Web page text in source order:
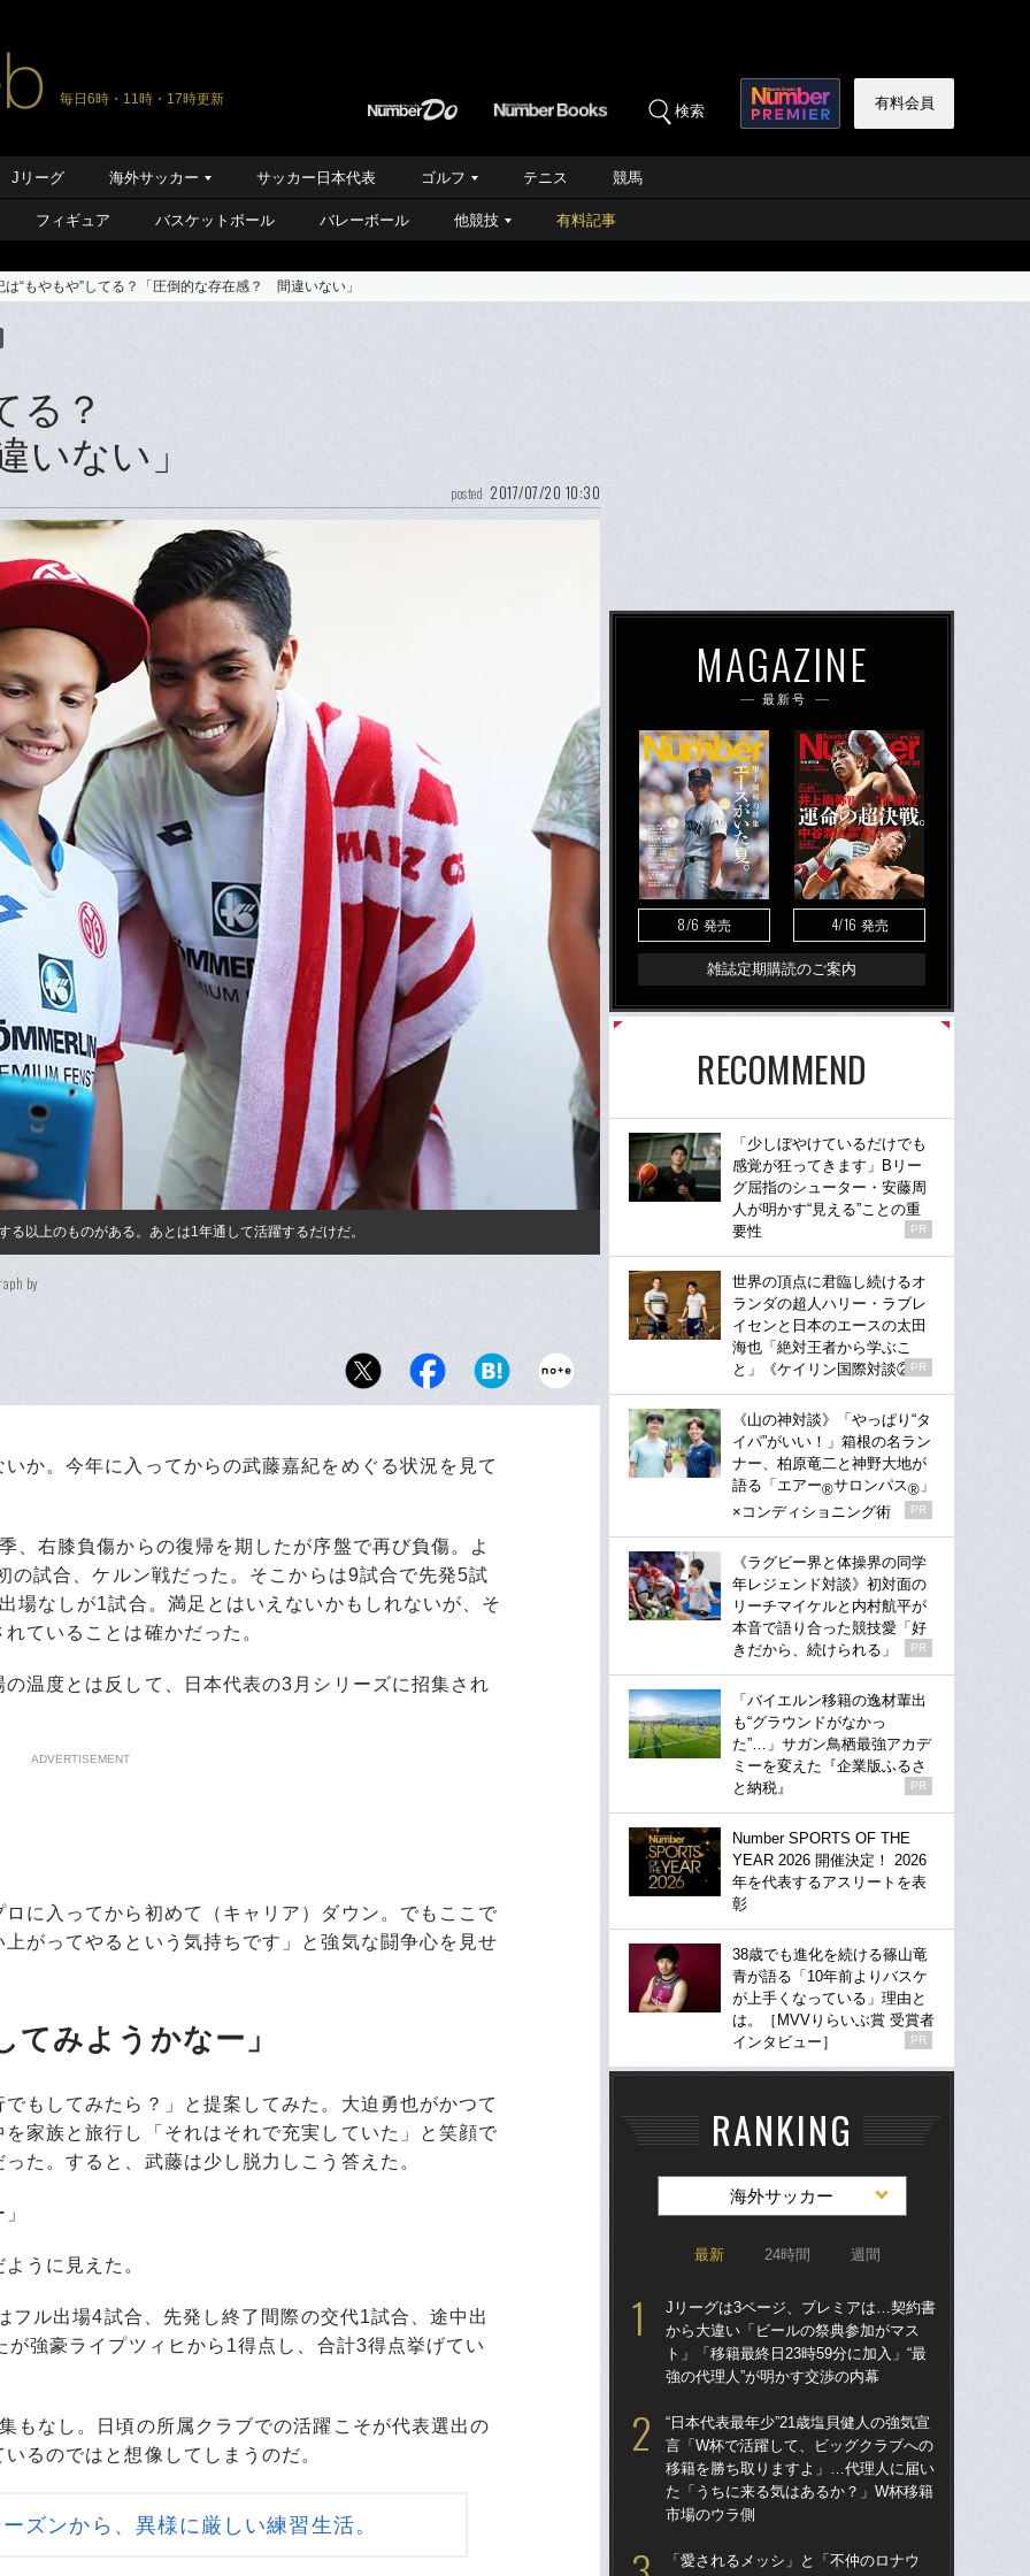
毎日6時・11時・17時更新
検索 有料会員
Jリーグ 海外サッカー サッカー日本代表 ゴルフ テニス 競馬
フィギュア バスケットボール バレーボール 他競技 有料記事
は“もやもや”してる？「圧倒的な存在感？ 間違いない」
る？
ない」
posted 2017/07/20 10:30
以上のものがある。あとは1年通して活躍するだけだ。
by
か。今年に入ってからの武藤嘉紀をめぐる状況を見て
右膝負傷からの復帰を期したが序盤で再び負傷。よ
の試合、ケルン戦だった。そこからは9試合で先発5試
場なしが1試合。満足とはいえないかもしれないが、そ
ていることは確かだった。
温度とは反して、日本代表の3月シリーズに招集され
ADVERTISEMENT
に入ってから初めて（キャリア）ダウン。でもここで
がってやるという気持ちです」と強気な闘争心を見せ
てみようかなー」
もしてみたら？」と提案してみた。大迫勇也がかつて
家族と旅行し「それはそれで充実していた」と笑顔で
た。すると、武藤は少し脱力しこう答えた。
うに見えた。
ル出場4試合、先発し終了間際の交代1試合、途中出
強豪ライプツィヒから1得点し、合計3得点挙げてい
なし。日頃の所属クラブでの活躍こそが代表選出の
るのではと想像してしまうのだ。
ズンから、異様に厳しい練習生活。
MAGAZINE
最新号
8/6 発売 4/16 発売
雑誌定期購読のご案内
RECOMMEND
「少しぼやけているだけでも
感覚が狂ってきます」Bリー
グ屈指のシューター・安藤周
人が明かす“見える”ことの重
要性
PR
世界の頂点に君臨し続けるオ
ランダの超人ハリー・ラブレ
イセンと日本のエースの太田
海也「絶対王者から学ぶこ
と」《ケイリン国際対談②》
PR
《山の神対談》「やっぱり“タ
イパ”がいい！」箱根の名ラン
ナー、柏原竜二と神野大地が
語る「エアー®サロンパス® 」
×コンディショニング術
PR
《ラグビー界と体操界の同学
年レジェンド対談》初対面の
リーチマイケルと内村航平が
本音で語り合った競技愛「好
きだから、続けられる」
PR
「バイエルン移籍の逸材輩出
も“グラウンドがなかっ
た”…」サガン鳥栖最強アカデ
ミーを変えた『企業版ふるさ
と納税』
PR
Number SPORTS OF THE
YEAR 2026 開催決定！ 2026
年を代表するアスリートを表
彰
38歳でも進化を続ける篠山竜
青が語る「10年前よりバスケ
が上手くなっている」理由と
は。［MVVりらいぶ賞 受賞者
インタビュー］
PR
RANKING
海外サッカー
最新 24時間 週間
Jリーグは3ページ、プレミアは…契約書
から大違い「ビールの祭典参加がマス
ト」「移籍最終日23時59分に加入」“最
強の代理人”が明かす交渉の内幕
“日本代表最年少”21歳塩貝健人の強気宣
言「W杯で活躍して、ビッグクラブへの
移籍を勝ち取りますよ」…代理人に届い
た「うちに来る気はあるか？」W杯移籍
市場のウラ側
「愛されるメッシ」と「不仲のロナウ